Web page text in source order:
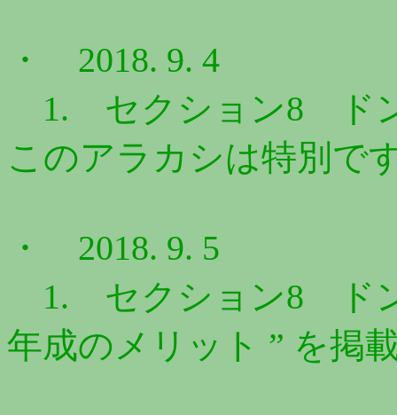
・ 2018. 9. 4
1. セクション8 ドン
このアラカシは特別で
・ 2018. 9. 5
1. セクション8 ドン
年成のメリット ” を掲